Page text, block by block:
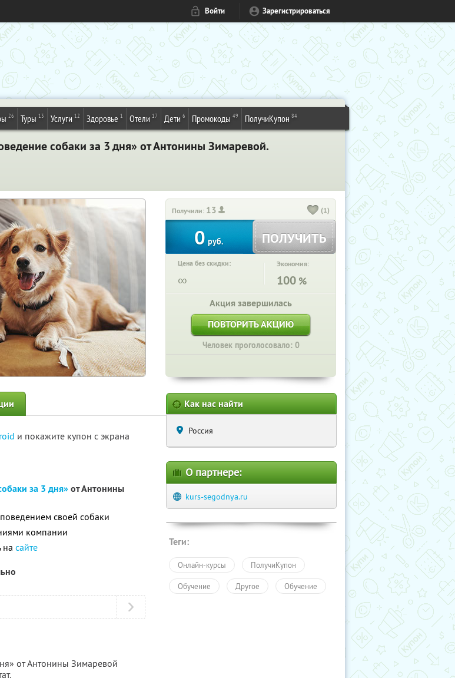
Войти Зарегистрироваться
26 Туры 13 Услуги 12 Здоровье 1 Отели 17 Дети 6 Промокоды 49 ПолучиКупон 84
собаки за 3 дня» от Антонины Зимаревой.
Получили: 13 (1)
0 руб. ПОЛУЧИТЬ
Цена без скидки:
∞
Экономия:
100 %
Акция завершилась
ПОВТОРИТЬ АКЦИЮ
Человек проголосовало: 0
и покажите купон с экрана
за 3 дня»от Антонины
своей собаки
компании
на сайте
от Антонины Зимаревой
Как нас найти
Россия
О партнере:
kurs-segodnya.ru
Теги:
Онлайн-курсы ПолучиКупон
Обучение Другое Обучение